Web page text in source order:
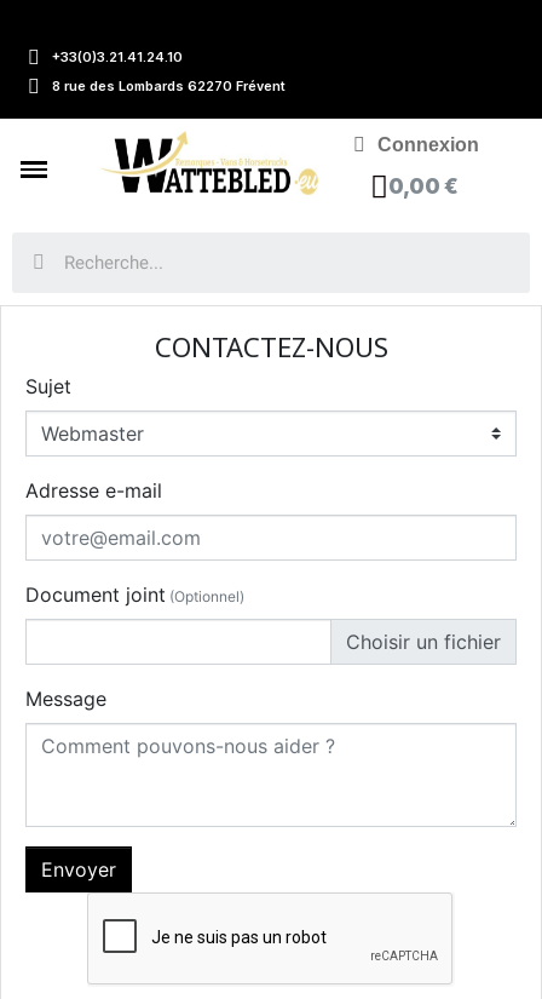
+33(0)3.21.41.24.10
8 rue des Lombards 62270 Frévent
Connexion
0,00 €
CONTACTEZ-NOUS
Sujet
Adresse e-mail
Document joint (Optionnel)
Message